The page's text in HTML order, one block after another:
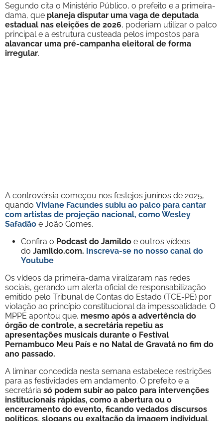
Segundo cita o Ministério Público, o prefeito e a primeira-
dama, que planeja disputar uma vaga de deputada
estadual nas eleições de 2026, poderiam utilizar o palco
principal e a estrutura custeada pelos impostos para
alavancar uma pré-campanha eleitoral de forma
irregular.
A controvérsia começou nos festejos juninos de 2025,
quando Viviane Facundes subiu ao palco para cantar
com artistas de projeção nacional, como Wesley
Safadão e João Gomes.
Confira o Podcast do Jamildo e outros vídeos
do Jamildo.com. Inscreva-se no nosso canal do
Youtube
Os vídeos da primeira-dama viralizaram nas redes
sociais, gerando um alerta oficial de responsabilização
emitido pelo Tribunal de Contas do Estado (TCE-PE) por
violação ao princípio constitucional da impessoalidade. O
MPPE apontou que, mesmo após a advertência do
órgão de controle, a secretária repetiu as
apresentações musicais durante o Festival
Pernambuco Meu País e no Natal de Gravatá no fim do
ano passado.
A liminar concedida nesta semana estabelece restrições
para as festividades em andamento. O prefeito e a
secretária só podem subir ao palco para intervenções
institucionais rápidas, como a abertura ou o
encerramento do evento, ficando vedados discursos
políticos, slogans ou exaltação da imagem individual.